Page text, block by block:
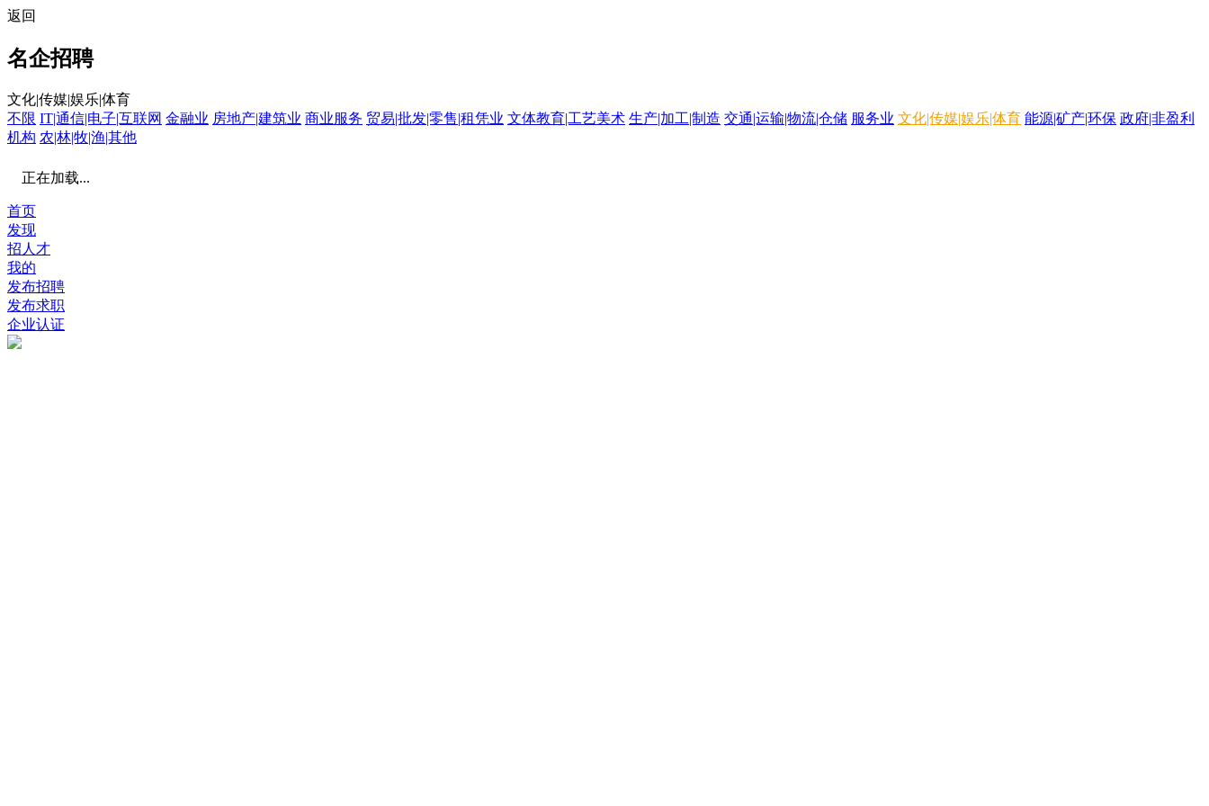
返回
名企招聘
文化|传媒|娱乐|体育
不限 IT|通信|电子|互联网 金融业 房地产|建筑业 商业服务 贸易|批发|零售|租凭业 文体教育|工艺美术 生产|加工|制造 交通|运输|物流|仓储 服务业 文化|传媒|娱乐|体育 能源|矿产|环保 政府|非盈利
机构 农|林|牧|渔|其他
正在加载...
首页
发现
招人才
我的
发布招聘
发布求职
企业认证